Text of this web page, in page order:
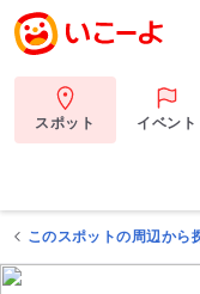
スポット イベント
このスポットの周辺から